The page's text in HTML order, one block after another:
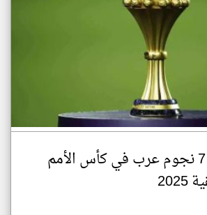
أفضل 7 نجوم عرب في كأس الأمم